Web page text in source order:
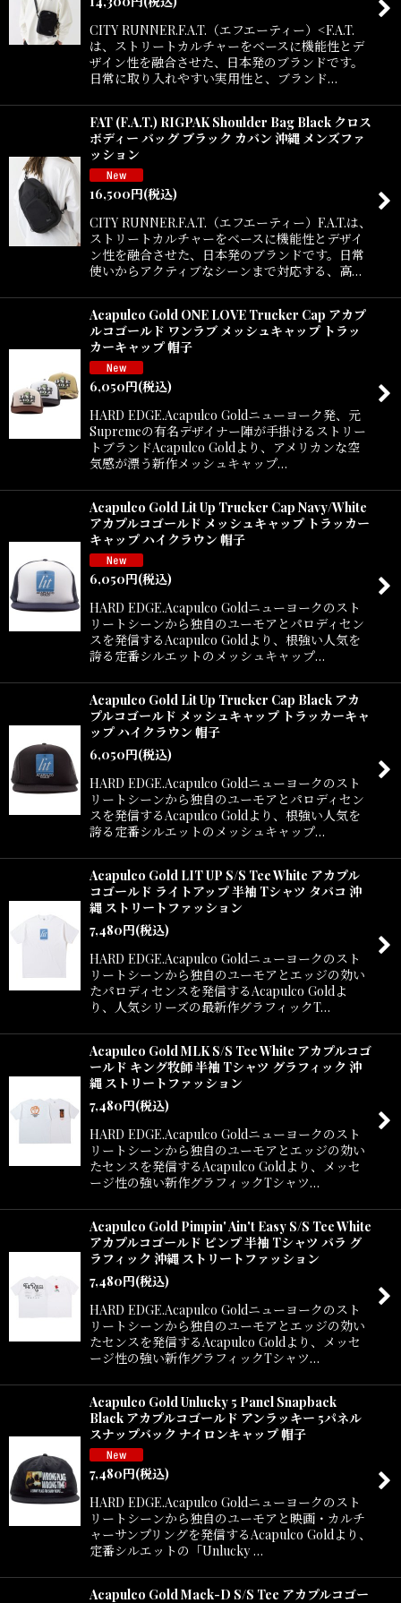
CITY RUNNER.F.A.T.（エフエーティー）<F.A.T.
は、ストリートカルチャーをベースに機能性とデ
ザイン性を融合させた、日本発のブランドです。
日常に取り入れやすい実用性と、ブランド…
FAT (F.A.T.) RIGPAK Shoulder Bag Black クロス
ボディー バッグ ブラック カバン 沖縄 メンズファ
ッション
16,500円(税込)
CITY RUNNER.F.A.T.（エフエーティー）F.A.T.は、
ストリートカルチャーをベースに機能性とデザイ
ン性を融合させた、日本発のブランドです。日常
使いからアクティブなシーンまで対応する、高…
Acapulco Gold ONE LOVE Trucker Cap アカプ
ルコゴールド ワンラブ メッシュキャップ トラッ
カーキャップ 帽子
6,050円(税込)
HARD EDGE.Acapulco Goldニューヨーク発、元
Supremeの有名デザイナー陣が手掛けるストリー
トブランドAcapulco Goldより、アメリカンな空
気感が漂う新作メッシュキャップ…
Acapulco Gold Lit Up Trucker Cap Navy/White
アカプルコゴールド メッシュキャップ トラッカー
キャップ ハイクラウン 帽子
6,050円(税込)
HARD EDGE.Acapulco Goldニューヨークのスト
リートシーンから独自のユーモアとパロディセン
スを発信するAcapulco Goldより、根強い人気を
誇る定番シルエットのメッシュキャップ…
Acapulco Gold Lit Up Trucker Cap Black アカ
プルコゴールド メッシュキャップ トラッカーキャ
ップ ハイクラウン 帽子
6,050円(税込)
HARD EDGE.Acapulco Goldニューヨークのスト
リートシーンから独自のユーモアとパロディセン
スを発信するAcapulco Goldより、根強い人気を
誇る定番シルエットのメッシュキャップ…
Acapulco Gold LIT UP S/S Tee White アカプル
コゴールド ライトアップ 半袖 Tシャツ タバコ 沖
縄 ストリートファッション
7,480円(税込)
HARD EDGE.Acapulco Goldニューヨークのスト
リートシーンから独自のユーモアとエッジの効い
たパロディセンスを発信するAcapulco Goldよ
り、人気シリーズの最新作グラフィックT…
Acapulco Gold MLK S/S Tee White アカプルコゴ
ールド キング牧師 半袖 Tシャツ グラフィック 沖
縄 ストリートファッション
7,480円(税込)
HARD EDGE.Acapulco Goldニューヨークのスト
リートシーンから独自のユーモアとエッジの効い
たセンスを発信するAcapulco Goldより、メッセ
ージ性の強い新作グラフィックTシャツ…
Acapulco Gold Pimpin' Ain't Easy S/S Tee White
アカプルコゴールド ピンプ 半袖 Tシャツ バラ グ
ラフィック 沖縄 ストリートファッション
7,480円(税込)
HARD EDGE.Acapulco Goldニューヨークのスト
リートシーンから独自のユーモアとエッジの効い
たセンスを発信するAcapulco Goldより、メッセ
ージ性の強い新作グラフィックTシャツ…
Acapulco Gold Unlucky 5 Panel Snapback
Black アカプルコゴールド アンラッキー 5パネル
スナップバック ナイロンキャップ 帽子
7,480円(税込)
HARD EDGE.Acapulco Goldニューヨークのスト
リートシーンから独自のユーモアと映画・カルチ
ャーサンプリングを発信するAcapulco Goldより、
定番シルエットの「Unlucky …
Acapulco Gold Mack-D S/S Tee アカプルコゴー